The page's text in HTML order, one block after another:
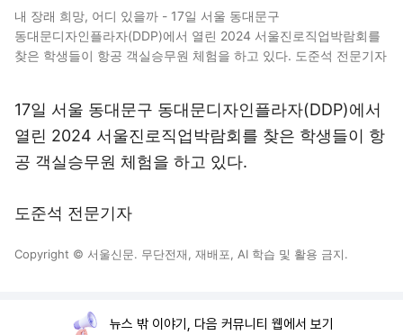
내 장래 희망, 어디 있을까 - 17일 서울 동대문구
동대문디자인플라자(DDP)에서 열린 2024 서울진로직업박람회를
찾은 학생들이 항공 객실승무원 체험을 하고 있다. 도준석 전문기자
17일 서울 동대문구 동대문디자인플라자(DDP)에서
열린 2024 서울진로직업박람회를 찾은 학생들이 항
공 객실승무원 체험을 하고 있다.
도준석 전문기자
Copyright © 서울신문. 무단전재, 재배포, AI 학습 및 활용 금지.
뉴스 밖 이야기, 다음 커뮤니티 웹에서 보기